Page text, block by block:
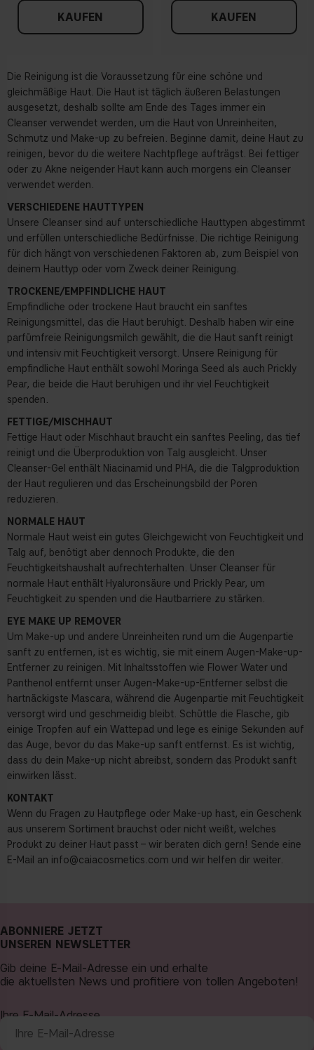
KAUFEN KAUFEN
Die Reinigung ist die Voraussetzung für eine schöne und
gleichmäßige Haut. Die Haut ist täglich äußeren Belastungen
ausgesetzt, deshalb sollte am Ende des Tages immer ein
Cleanser verwendet werden, um die Haut von Unreinheiten,
Schmutz und Make-up zu befreien. Beginne damit, deine Haut zu
reinigen, bevor du die weitere Nachtpflege aufträgst. Bei fettiger
oder zu Akne neigender Haut kann auch morgens ein Cleanser
verwendet werden.
VERSCHIEDENE HAUTTYPEN
Unsere Cleanser sind auf unterschiedliche Hauttypen abgestimmt
und erfüllen unterschiedliche Bedürfnisse. Die richtige Reinigung
für dich hängt von verschiedenen Faktoren ab, zum Beispiel von
deinem Hauttyp oder vom Zweck deiner Reinigung.
TROCKENE/EMPFINDLICHE HAUT
Empfindliche oder trockene Haut braucht ein sanftes
Reinigungsmittel, das die Haut beruhigt. Deshalb haben wir eine
parfümfreie Reinigungsmilch gewählt, die die Haut sanft reinigt
und intensiv mit Feuchtigkeit versorgt. Unsere Reinigung für
empfindliche Haut enthält sowohl Moringa Seed als auch Prickly
Pear, die beide die Haut beruhigen und ihr viel Feuchtigkeit
spenden.
FETTIGE/MISCHHAUT
Fettige Haut oder Mischhaut braucht ein sanftes Peeling, das tief
reinigt und die Überproduktion von Talg ausgleicht. Unser
Cleanser-Gel enthält Niacinamid und PHA, die die Talgproduktion
der Haut regulieren und das Erscheinungsbild der Poren
reduzieren.
NORMALE HAUT
Normale Haut weist ein gutes Gleichgewicht von Feuchtigkeit und
Talg auf, benötigt aber dennoch Produkte, die den
Feuchtigkeitshaushalt aufrechterhalten. Unser Cleanser für
normale Haut enthält Hyaluronsäure und Prickly Pear, um
Feuchtigkeit zu spenden und die Hautbarriere zu stärken.
EYE MAKE UP REMOVER
Um Make-up und andere Unreinheiten rund um die Augenpartie
sanft zu entfernen, ist es wichtig, sie mit einem Augen-Make-up-
Entferner zu reinigen. Mit Inhaltsstoffen wie Flower Water und
Panthenol entfernt unser Augen-Make-up-Entferner selbst die
hartnäckigste Mascara, während die Augenpartie mit Feuchtigkeit
versorgt wird und geschmeidig bleibt. Schüttle die Flasche, gib
einige Tropfen auf ein Wattepad und lege es einige Sekunden auf
das Auge, bevor du das Make-up sanft entfernst. Es ist wichtig,
dass du dein Make-up nicht abreibst, sondern das Produkt sanft
einwirken lässt.
KONTAKT
Wenn du Fragen zu Hautpflege oder Make-up hast, ein Geschenk
aus unserem Sortiment brauchst oder nicht weißt, welches
Produkt zu deiner Haut passt – wir beraten dich gern! Sende eine
E-Mail an info@caiacosmetics.com und wir helfen dir weiter.
ABONNIERE JETZT
UNSEREN NEWSLETTER
Gib deine E-Mail-Adresse ein und erhalte
die aktuellsten News und profitiere von tollen Angeboten!
Ihre E-Mail-Adresse